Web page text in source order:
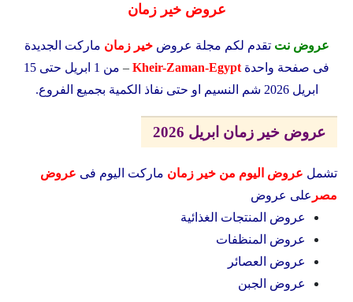
عروض خير زمان
عروض نت تقدم لكم مجلة عروضخير زمان ماركت الجديدة
فى صفحة واحدة Kheir-Zaman-Egypt
–
من 1 ابريل حتى 15
ابريل 2026 شم النسيم او حتى نفاذ الكمية بجميع الفروع.
عروض خير زمان ابريل 2026
تشمل عروض اليوم من خير زمان ماركت اليوم فى عروض
مصر على عروض
عروض المنتجات الغذائية
عروض المنظفات
عروض العصائر
عروض الجبن